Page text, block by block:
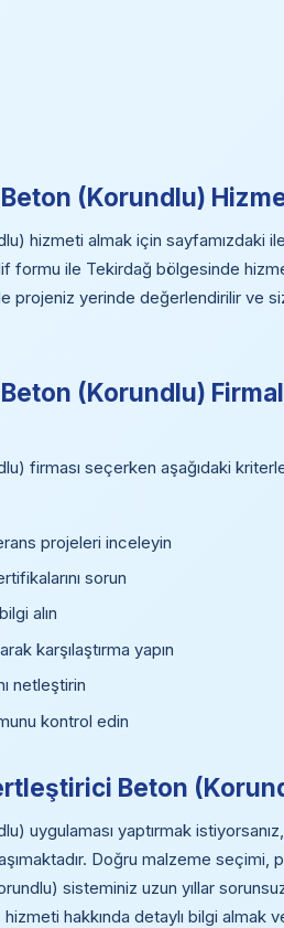
(Korundlu)
hizmeti almak için sayfamızdaki
formu ile Tekirdağ bölgesinde
projeniz yerinde değerlendirilir ve
(Korundlu)
firması seçerken aşağıdaki
projeleri inceleyin
sorun
alın
karşılaştırma yapın
netleştirin
kontrol edin
Beton
uygulaması yaptırmak
Doğru malzeme seçimi,
sisteminiz uzun yıllar
hakkında detaylı bilgi almak